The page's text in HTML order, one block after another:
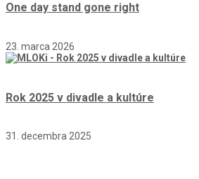
One day stand gone right
23. marca 2026
Rok 2025 v divadle a kultúre
31. decembra 2025